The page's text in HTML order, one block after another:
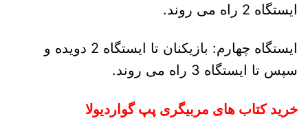
ایستگاه 2 راه می روند.
ایستگاه چهارم: بازیکنان تا ایستگاه 2 دویده و
سپس تا ایستگاه 3 راه می روند.
خرید کتاب های مربیگری پپ گواردیولا